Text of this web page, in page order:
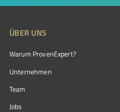
ÜBER UNS
Warum ProvenExpert?
Unternehmen
Team
Jobs